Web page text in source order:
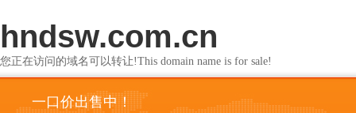
hndsw.com.cn
您正在访问的域名可以转让!This domain name is for sale!
一口价出售中！